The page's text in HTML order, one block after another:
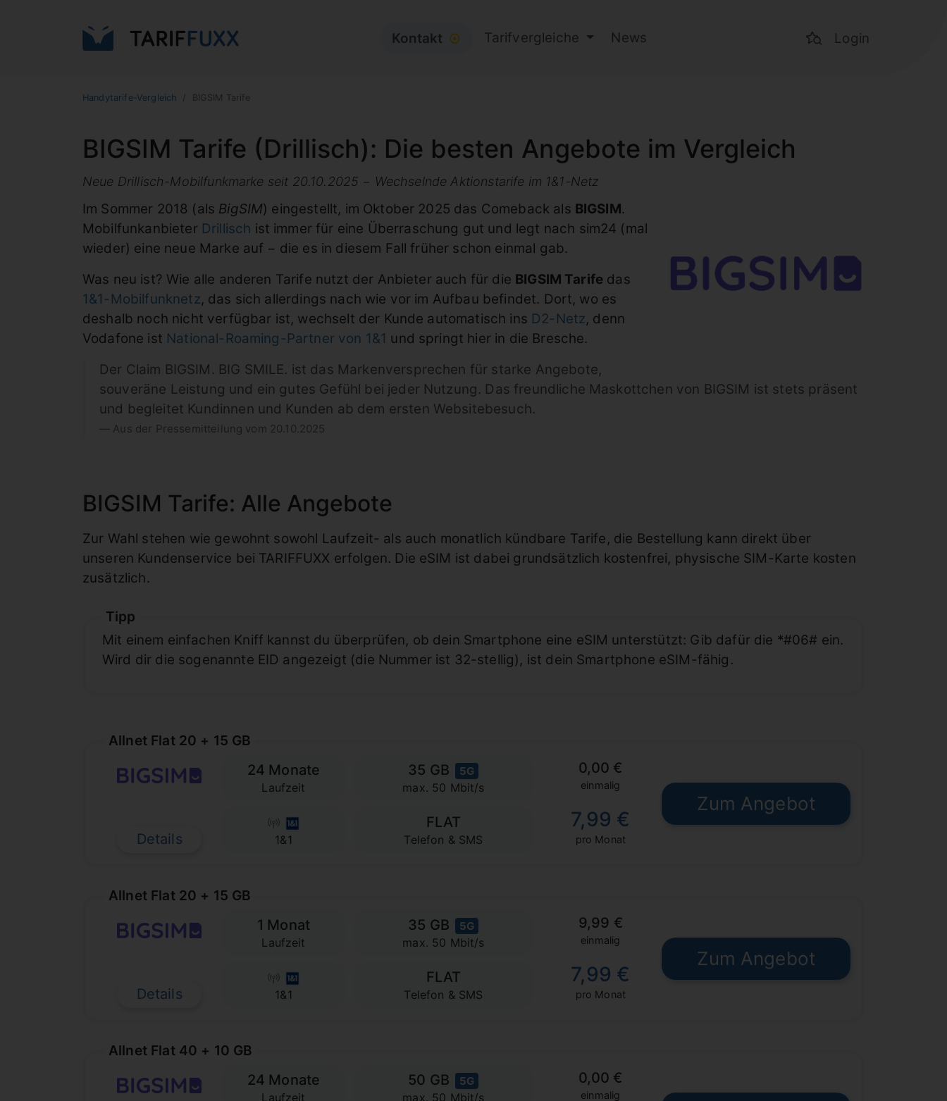
Kontakt ⦿ Tarifvergleiche News Login
Handytarife-Vergleich BIGSIM Tarife
BIGSIM Tarife (Drillisch): Die besten Angebote im Vergleich
Neue Drillisch-Mobilfunkmarke seit 20.10.2025 − Wechselnde Aktionstarife im 1&1-Netz
Im Sommer 2018 (als BigSIM) eingestellt, im Oktober 2025 das Comeback als BIGSIM.
Mobilfunkanbieter Drillisch ist immer für eine Überraschung gut und legt nach sim24 (mal
wieder) eine neue Marke auf − die es in diesem Fall früher schon einmal gab.
Was neu ist? Wie alle anderen Tarife nutzt der Anbieter auch für die BIGSIM Tarife das
1&1-Mobilfunknetz, das sich allerdings nach wie vor im Aufbau befindet. Dort, wo es
deshalb noch nicht verfügbar ist, wechselt der Kunde automatisch ins D2-Netz, denn
Vodafone ist National-Roaming-Partner von 1&1 und springt hier in die Bresche.
Der Claim BIGSIM. BIG SMILE. ist das Markenversprechen für starke Angebote,
souveräne Leistung und ein gutes Gefühl bei jeder Nutzung. Das freundliche Maskottchen von BIGSIM ist stets präsent
und begleitet Kundinnen und Kunden ab dem ersten Websitebesuch.
Aus der Pressemitteilung vom 20.10.2025
BIGSIM Tarife: Alle Angebote
Zur Wahl stehen wie gewohnt sowohl Laufzeit- als auch monatlich kündbare Tarife, die Bestellung kann direkt über
unseren Kundenservice bei TARIFFUXX erfolgen. Die eSIM ist dabei grundsätzlich kostenfrei, physische SIM-Karte kosten
zusätzlich.
Tipp
Mit einem einfachen Kniff kannst du überprüfen, ob dein Smartphone eine eSIM unterstützt: Gib dafür die *#06# ein.
Wird dir die sogenannte EID angezeigt (die Nummer ist 32-stellig), ist dein Smartphone eSIM-fähig.
Allnet Flat 20 + 15 GB
Details
24 Monate
Laufzeit
1&1
35 GB 5G
max. 50 Mbit/s
FLAT
Telefon & SMS
0,00 €
einmalig
7,99 €
pro Monat
Zum Angebot
Allnet Flat 20 + 15 GB
Details
1 Monat
Laufzeit
1&1
35 GB 5G
max. 50 Mbit/s
FLAT
Telefon & SMS
9,99 €
einmalig
7,99 €
pro Monat
Zum Angebot
Allnet Flat 40 + 10 GB
24 Monate
Laufzeit
50 GB 5G
max. 50 Mbit/s
0,00 €
einmalig